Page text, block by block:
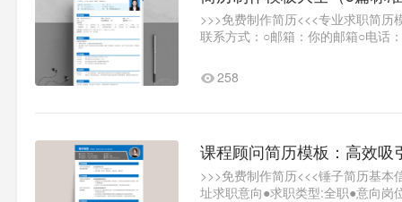
>>>免费制作简历<<<专业求职简
联系方式：○邮箱：你的邮箱○电话
258
课程顾问简历模板：高效吸
>>>免费制作简历<<<锤子简历基
址求职意向●求职类型:全职●意向岗